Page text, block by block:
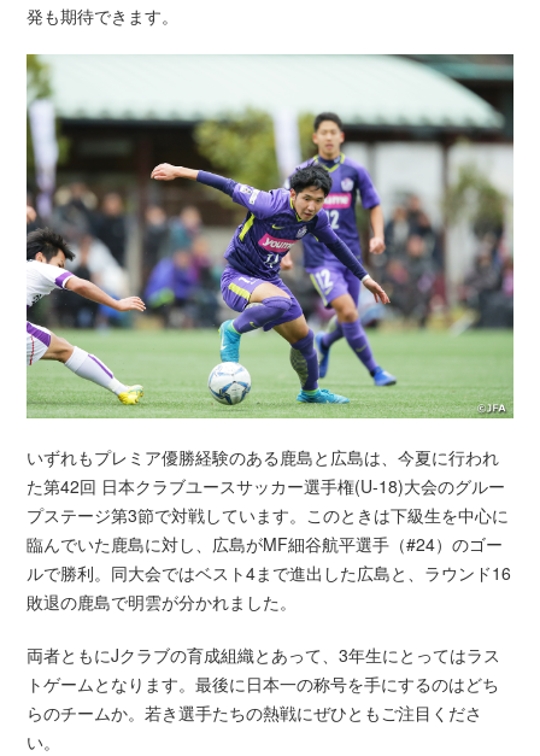
発も期待できます。
いずれもプレミア優勝経験のある鹿島と広島は、今夏に行われ
た第42回 日本クラブユースサッカー選手権(U-18)大会のグルー
プステージ第3節で対戦しています。このときは下級生を中心に
臨んでいた鹿島に対し、広島がMF細谷航平選手（#24）のゴー
ルで勝利。同大会ではベスト4まで進出した広島と、ラウンド16
敗退の鹿島で明雲が分かれました。
両者ともにJクラブの育成組織とあって、3年生にとってはラス
トゲームとなります。最後に日本一の称号を手にするのはどち
らのチームか。若き選手たちの熱戦にぜひともご注目くださ
い。